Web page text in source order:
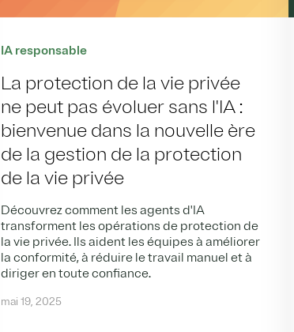
IA responsable
La protection de la vie privée
ne peut pas évoluer sans l'IA :
bienvenue dans la nouvelle ère
de la gestion de la protection
de la vie privée
Découvrez comment les agents d'IA
transforment les opérations de protection de
la vie privée. Ils aident les équipes à améliorer
la conformité, à réduire le travail manuel et à
diriger en toute confiance.
mai 19, 2025